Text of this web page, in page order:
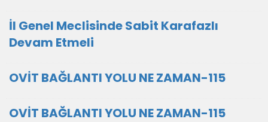
İl Genel Meclisinde Sabit Karafazlı
Devam Etmeli
OVİT BAĞLANTI YOLU NE ZAMAN-115
OVİT BAĞLANTI YOLU NE ZAMAN-115